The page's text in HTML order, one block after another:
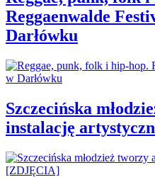
Reggaenwalde
Darłówku
Szczecińska
instalację